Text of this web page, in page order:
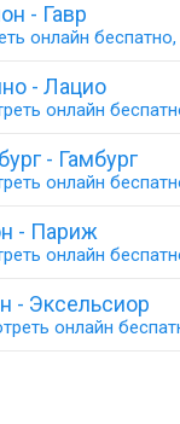
- Гавр
онлайн
- Лацио
онлайн
- Гамбург
онлайн
- Париж
онлайн
- Эксельсиор
онлайн